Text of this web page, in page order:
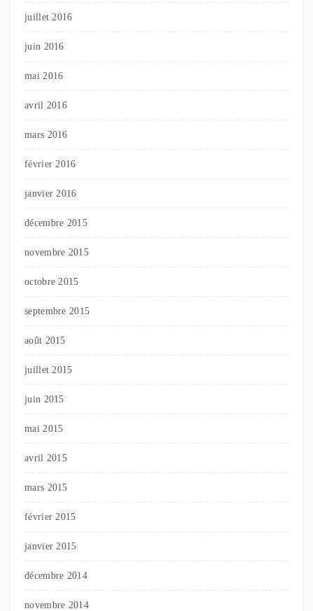
juillet 2016
juin 2016
mai 2016
avril 2016
mars 2016
février 2016
janvier 2016
décembre 2015
novembre 2015
octobre 2015
septembre 2015
août 2015
juillet 2015
juin 2015
mai 2015
avril 2015
mars 2015
février 2015
janvier 2015
décembre 2014
novembre 2014